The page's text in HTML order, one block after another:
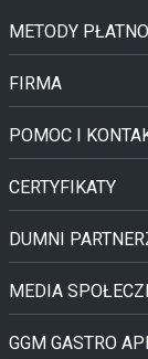
METODY
FIRMA
POMOC I
CERTYFIKATY
DUMNI
MEDIA
GGM GASTRO